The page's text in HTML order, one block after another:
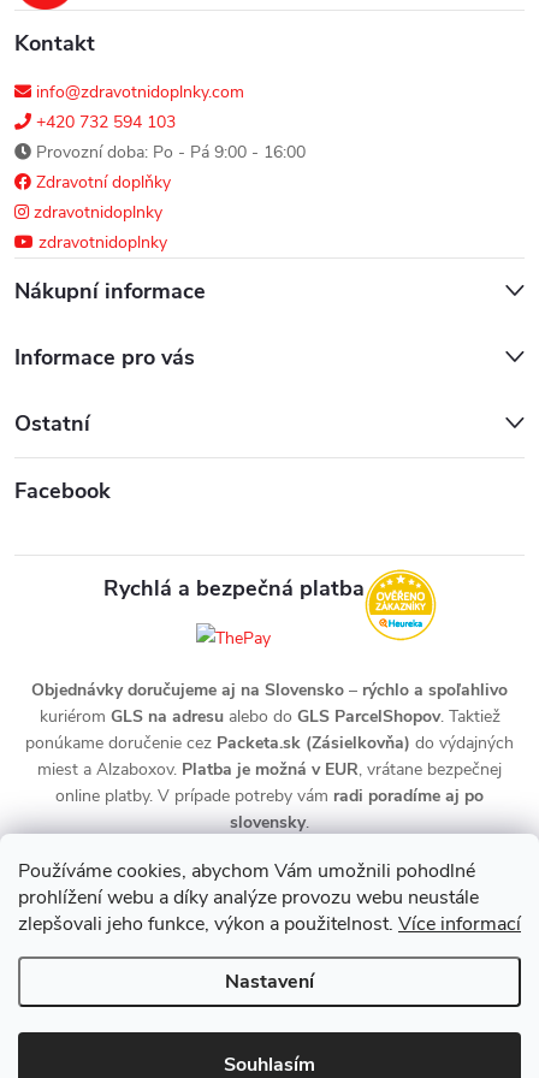
Používáme cookies, abychom Vám umožnili pohodlné
prohlížení webu a díky analýze provozu webu neustále
zlepšovali jeho funkce, výkon a použitelnost. Více informací
Nastavení
Souhlasím
y
v
ý
p
i
s
u
Kontakt
info@zdravotnidoplnky.com
+420 732 594 103
Provozní doba: Po - Pá 9:00 - 16:00
Zdravotní doplňky
zdravotnidoplnky
zdravotnidoplnky
Nákupní informace
Informace pro vás
Ostatní
Facebook
Rychlá a bezpečná platba
Objednávky doručujeme aj na Slovensko – rýchlo a spoľahlivo
kuriérom GLS na adresualebo do GLS ParcelShopov. Taktiež
ponúkame doručenie cez Packeta.sk (Zásielkovňa) do výdajných
miest a Alzaboxov. Platba je možná v EUR, vrátane bezpečnej
online platby. V prípade potreby vám radi poradíme aj po
slovensky.
Copyright 2026zdravotnidoplnky.com. Všechna práva vyhrazena.
Upravit nastavení cookies